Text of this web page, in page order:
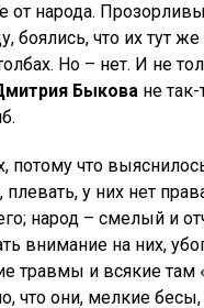
от народа.
боялись, что их тут же
Но – нет. И не
Быкова не
потому что
плевать, у них нет
народ – смелый и
внимание на них,
травмы и всякие там
что они, мелкие